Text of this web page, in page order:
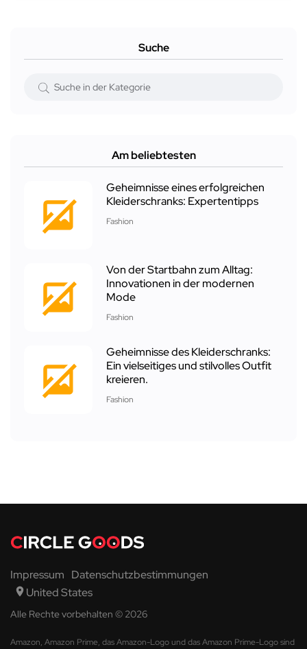
Suche
Am beliebtesten
Geheimnisse eines erfolgreichen
Kleiderschranks: Expertentipps
Fashion
Von der Startbahn zum Alltag:
Innovationen in der modernen
Mode
Fashion
Geheimnisse des Kleiderschranks:
Ein vielseitiges und stilvolles Outfit
kreieren.
Fashion
Impressum Datenschutzbestimmungen
United States
Alle Rechte vorbehalten © 2026
Amazon, Amazon Prime, das Amazon-Logo und das Amazon Prime-Logo sind